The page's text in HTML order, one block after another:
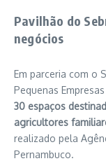
Pavilhão do
negócios
Em parceria com o
Pequenas Empresas
30 espaços
agricultores
realizado pela
Pernambuco.